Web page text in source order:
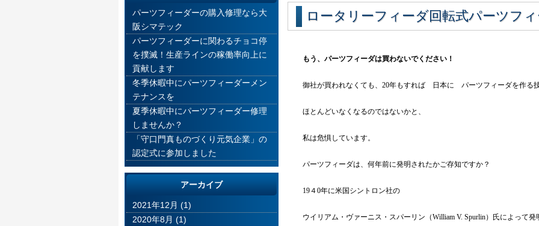
ロータリーフィーダ回転式パーツフ
もう、パーツフィーダは買わないでください！
御社が買われなくても、20年もすれば 日本に パーツフィーダを作る
ほとんどいなくなるのではないかと、
私は危惧しています。
パーツフィーダは、何年前に発明されたかご存知ですか？
19４0年に米国シントロン社の
ウイリアム・ヴァーニス・スパーリン（William V. Spurlin）氏によって発
パーツフィーダーの購入修理なら大
阪シマテック
パーツフィーダーに関わるチョコ停
を撲滅！生産ラインの稼働率向上に
貢献します
冬季休暇中にパーツフィーダーメン
テナンスを
夏季休暇中にパーツフィーダー修理
しませんか？
「守口門真ものづくり元気企業」の
認定式に参加しました
アーカイブ
2021年12月 (1)
2020年8月 (1)